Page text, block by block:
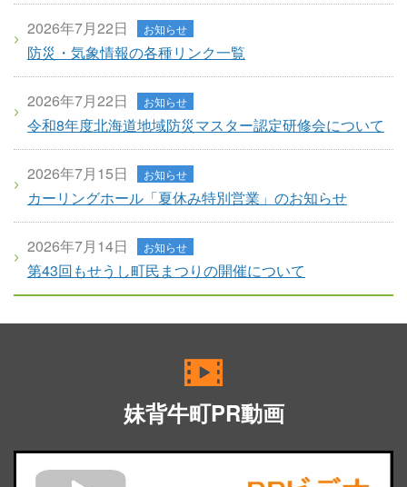
2026年7月22日 お知らせ
防災・気象情報の各種リンク一覧
2026年7月22日 お知らせ
令和8年度北海道地域防災マスター認定研修会について
2026年7月15日 お知らせ
カーリングホール「夏休み特別営業」のお知らせ
2026年7月14日 お知らせ
第43回もせうし町民まつりの開催について
妹背牛町PR動画